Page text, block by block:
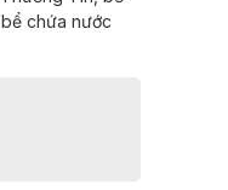
bể chứa nước